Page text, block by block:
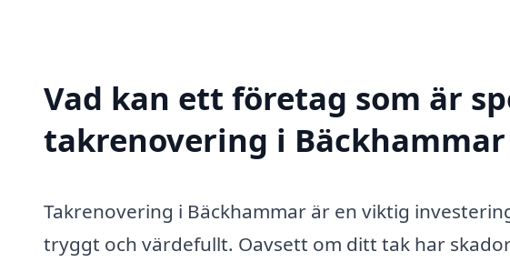
Vad kan ett företag som är
takrenovering i
Takrenovering i Bäckhammar är en viktig
tryggt och värdefullt. Oavsett om ditt tak har